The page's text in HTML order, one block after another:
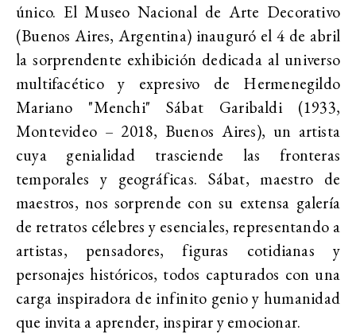
único. El Museo Nacional de Arte Decorativo
(Buenos Aires, Argentina) inauguró el 4 de abril
la sorprendente exhibición dedicada al universo
multifacético y expresivo de Hermenegildo
Mariano "Menchi" Sábat Garibaldi (1933,
Montevideo – 2018, Buenos Aires), un artista
cuya genialidad trasciende las fronteras
temporales y geográficas. Sábat, maestro de
maestros, nos sorprende con su extensa galería
de retratos célebres y esenciales, representando a
artistas, pensadores, figuras cotidianas y
personajes históricos, todos capturados con una
carga inspiradora de infinito genio y humanidad
que invita a aprender, inspirar y emocionar.